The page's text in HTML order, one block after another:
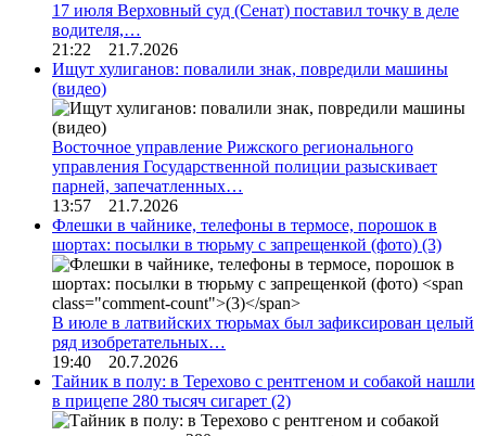
17 июля Верховный суд (Сенат) поставил точку в деле
водителя,…
21:22 21.7.2026
Ищут хулиганов: повалили знак, повредили машины
(видео)
Восточное управление Рижского регионального
управления Государственной полиции разыскивает
парней, запечатленных…
13:57 21.7.2026
Флешки в чайнике, телефоны в термосе, порошок в
шортах: посылки в тюрьму с запрещенкой (фото) (3)
В июле в латвийских тюрьмах был зафиксирован целый
ряд изобретательных…
19:40 20.7.2026
Тайник в полу: в Терехово с рентгеном и собакой нашли
в прицепе 280 тысяч сигарет (2)